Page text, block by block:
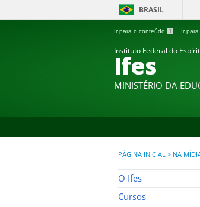
BRASIL
Ir para o conteúdo 1 Ir
Instituto Federal do
Ifes
MINISTÉRIO DA
PÁGINA INICIAL > NA
O Ifes
Cursos